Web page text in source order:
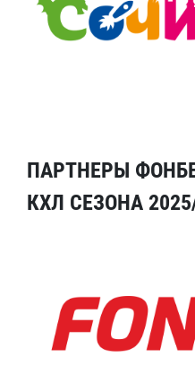
ПАРТНЕРЫ
КХЛ СЕЗОНА